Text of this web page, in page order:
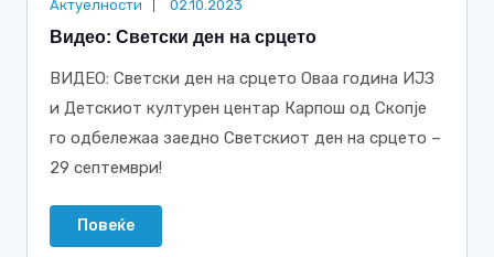
Актуелности 02.10.2023
Видео: Светски ден на срцето
ВИДЕО: Светски ден на срцето Оваа година ИЈЗ
и Детскиот културен центар Карпош од Скопје
го одбележаа заедно Светскиот ден на срцето –
29 септември!
Повеќе